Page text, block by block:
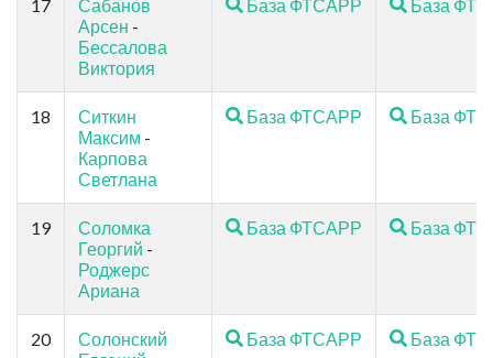
17
Сабанов
Арсен -
Бессалова
Виктория
База ФТСАРР База
18
Ситкин
Максим -
Карпова
Светлана
База ФТСАРР База
19
Соломка
Георгий -
Роджерс
Ариана
База ФТСАРР База
20
Солонский
База ФТСАРР База